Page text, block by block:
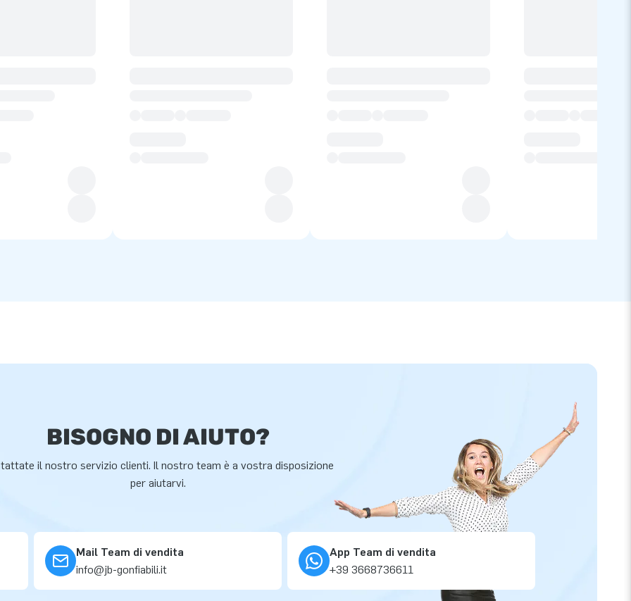
BISOGNO DI AIUTO?
il nostro servizio clienti. Il nostro team è a vostra disposizione
per aiutarvi.
Mail Team di vendita
info@jb-gonfiabili.it
App Team di vendita
+39 3668736611